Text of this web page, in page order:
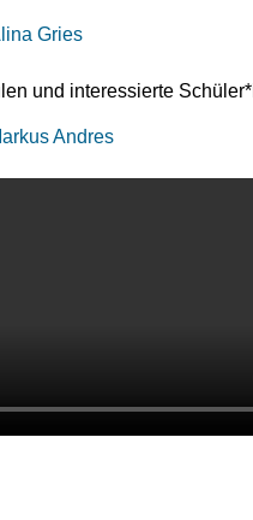
Gries
und interessierte
Andres